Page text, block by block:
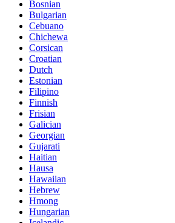
Bosnian
Bulgarian
Cebuano
Chichewa
Corsican
Croatian
Dutch
Estonian
Filipino
Finnish
Frisian
Galician
Georgian
Gujarati
Haitian
Hausa
Hawaiian
Hebrew
Hmong
Hungarian